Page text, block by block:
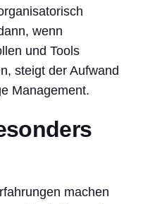
wenn
und Tools
steigt der Aufwand
Management.
machen